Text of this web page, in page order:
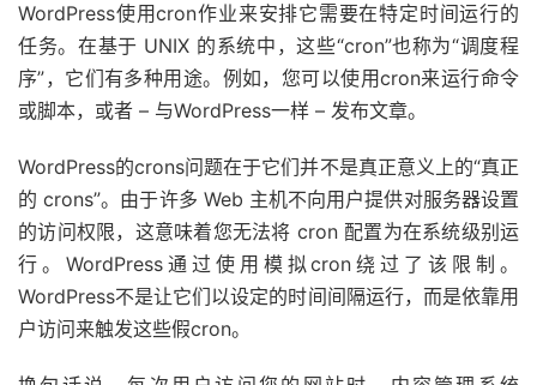
WordPress使用cron作业来安排它需要在特定时间运行的
任务。在基于 UNIX 的系统中，这些“cron”也称为“调度程
序”，它们有多种用途。例如，您可以使用cron来运行命令
或脚本，或者 – 与WordPress一样 – 发布文章。
WordPress的crons问题在于它们并不是真正意义上的“真正
的 crons”。由于许多 Web 主机不向用户提供对服务器设置
的访问权限，这意味着您无法将 cron 配置为在系统级别运
行。WordPress通过使用模拟cron绕过了该限制。
WordPress不是让它们以设定的时间间隔运行，而是依靠用
户访问来触发这些假cron。